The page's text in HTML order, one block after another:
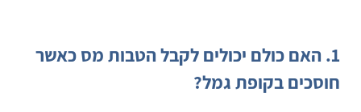
1. האם כולם יכולים לקבל הטבות מס כאשר
חוסכים בקופת גמל?